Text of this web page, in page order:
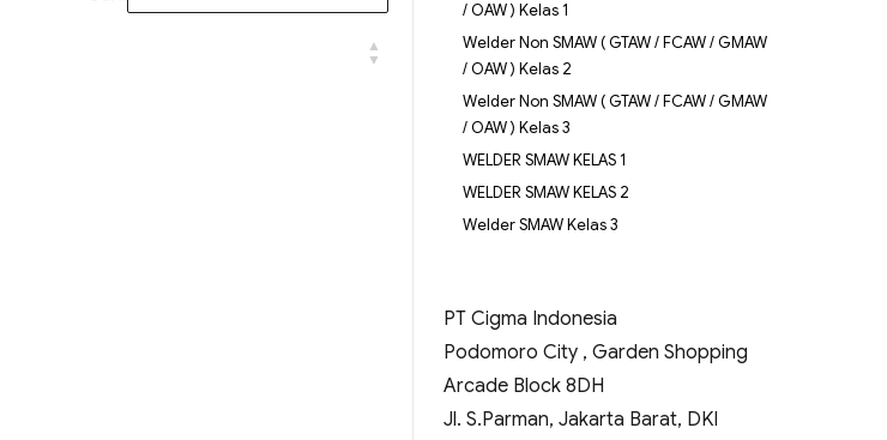
/ OAW ) Kelas 1
Welder Non SMAW ( GTAW / FCAW / GMAW
/ OAW ) Kelas 2
Welder Non SMAW ( GTAW / FCAW / GMAW
/ OAW ) Kelas 3
WELDER SMAW KELAS 1
WELDER SMAW KELAS 2
Welder SMAW Kelas 3
PT Cigma Indonesia
Podomoro City , Garden Shopping
Arcade Block 8DH
Jl. S.Parman, Jakarta Barat, DKI